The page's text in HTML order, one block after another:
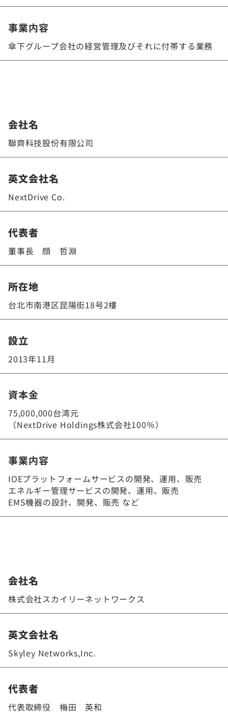
事業内容
傘下グループ会社の経営管理及びそれに付帯する業務
会社名
聯齊科技股份有限公司
英文会社名
NextDrive Co.
代表者
董事長 顔 哲淵
所在地
台北市南港区昆陽街18号2樓
設立
2013年11月
資本金
75,000,000台湾元
（NextDrive Holdings株式会社100％）
事業内容
IOEプラットフォームサービスの開発、運用、販売
エネルギー管理サービスの開発、運用、販売
EMS機器の設計、開発、販売 など
会社名
株式会社スカイリーネットワークス
英文会社名
Skyley Networks,Inc.
代表者
代表取締役 梅田 英和